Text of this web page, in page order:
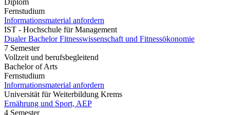
Diplom
Fernstudium
Informationsmaterial anfordern
IST - Hochschule für Management
Dualer Bachelor Fitnesswissenschaft und Fitnessökonomie
7 Semester
Vollzeit und berufsbegleitend
Bachelor of Arts
Fernstudium
Informationsmaterial anfordern
Universität für Weiterbildung Krems
Ernährung und Sport, AEP
4 Semester